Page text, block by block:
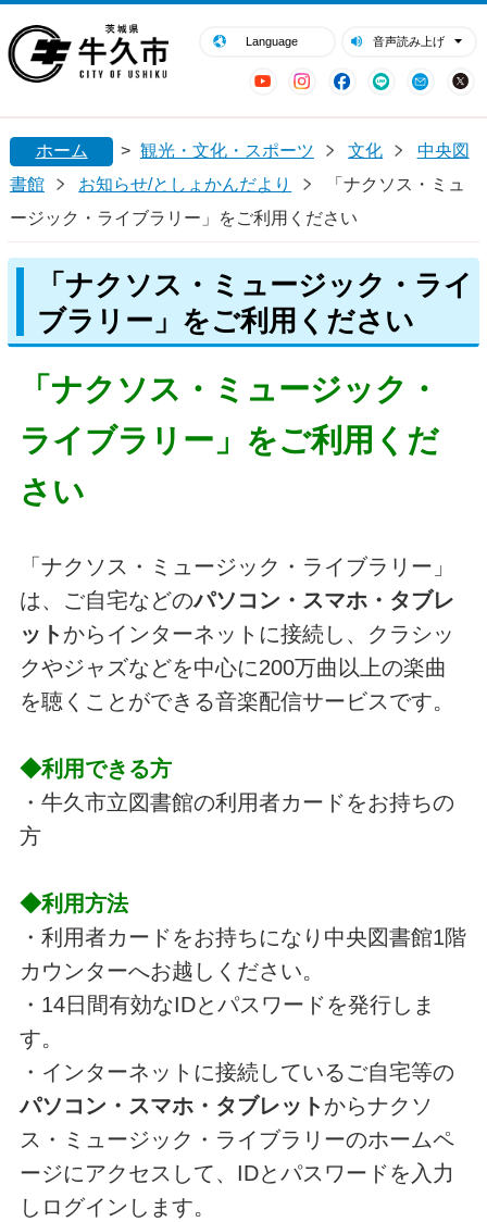
Language 音声読み上げ
YouTubeInstagram
Facebook
LINE Mail
閉じる
ホーム > 観光・文化・スポーツ 文化
中央図
書館
お知らせ/としょかんだより
「ナクソス・ミュ
ージック・ライブラリー」をご利用ください
「ナクソス・ミュージック・ライ
ブラリー」をご利用ください
「ナクソス・ミュージック・
ライブラリー」をご利用くだ
さい
「ナクソス・ミュージック・ライブラリー」
は、ご自宅などのパソコン・スマホ・タブレ
ット からインターネットに接続し、クラシッ
クやジャズなどを中心に200万曲以上の楽曲
を聴くことができる音楽配信サービスです。
◆利用できる方
・牛久市立図書館の利用者カードをお持ちの
方
◆利用方法
・利用者カードをお持ちになり中央図書館1階
カウンターへお越しください。
・14日間有効なIDとパスワードを発行しま
す。
・インターネットに接続しているご自宅等の
パソコン・スマホ・タブレット からナクソ
ス・ミュージック・ライブラリーのホームペ
ージにアクセスして、IDとパスワードを入力
しログインします。